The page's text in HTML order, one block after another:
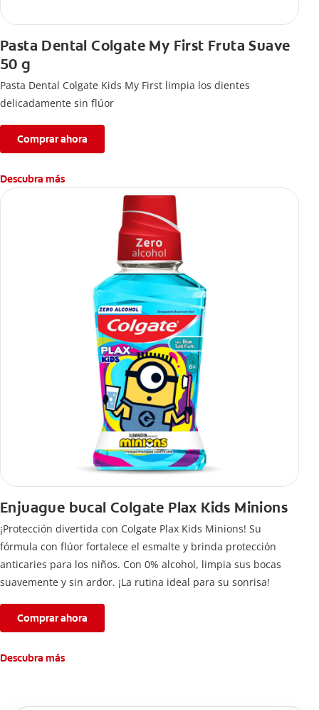
Pasta Dental Colgate My First Fruta Suave
50 g
Pasta Dental Colgate Kids My First limpia los dientes
delicadamente sin flúor
Comprar ahora
Descubra más
Enjuague bucal Colgate Plax Kids Minions
¡Protección divertida con Colgate Plax Kids Minions! Su
fórmula con flúor fortalece el esmalte y brinda protección
anticaries para los niños. Con 0% alcohol, limpia sus bocas
suavemente y sin ardor. ¡La rutina ideal para su sonrisa!
Comprar ahora
Descubra más